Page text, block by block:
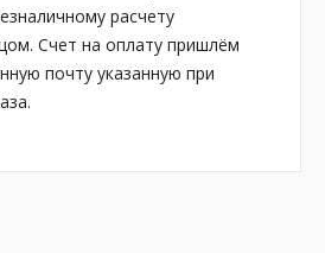
расчету
Счет на оплату пришлём
почту указанную при